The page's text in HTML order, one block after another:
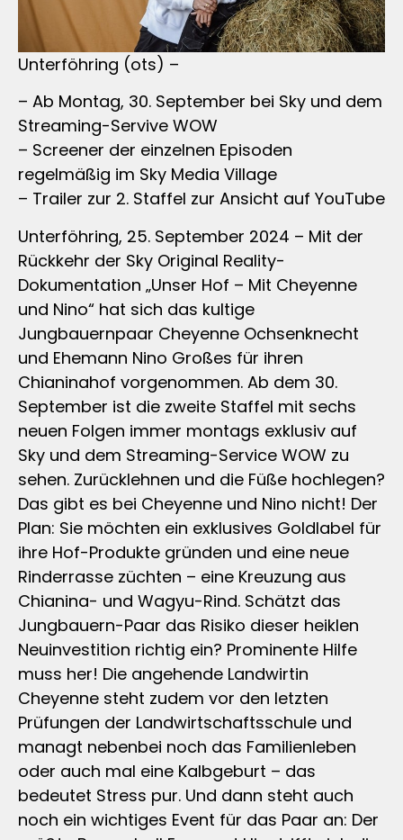
Unterföhring (ots) –
– Ab Montag, 30. September bei Sky und dem
Streaming-Servive WOW
– Screener der einzelnen Episoden
regelmäßig im Sky Media Village
– Trailer zur 2. Staffel zur Ansicht auf YouTube
Unterföhring, 25. September 2024 – Mit der
Rückkehr der Sky Original Reality-
Dokumentation „Unser Hof – Mit Cheyenne
und Nino“ hat sich das kultige
Jungbauernpaar Cheyenne Ochsenknecht
und Ehemann Nino Großes für ihren
Chianinahof vorgenommen. Ab dem 30.
September ist die zweite Staffel mit sechs
neuen Folgen immer montags exklusiv auf
Sky und dem Streaming-Service WOW zu
sehen. Zurücklehnen und die Füße hochlegen?
Das gibt es bei Cheyenne und Nino nicht! Der
Plan: Sie möchten ein exklusives Goldlabel für
ihre Hof-Produkte gründen und eine neue
Rinderrasse züchten – eine Kreuzung aus
Chianina- und Wagyu-Rind. Schätzt das
Jungbauern-Paar das Risiko dieser heiklen
Neuinvestition richtig ein? Prominente Hilfe
muss her! Die angehende Landwirtin
Cheyenne steht zudem vor den letzten
Prüfungen der Landwirtschaftsschule und
managt nebenbei noch das Familienleben
oder auch mal eine Kalbgeburt – das
bedeutet Stress pur. Und dann steht auch
noch ein wichtiges Event für das Paar an: Der